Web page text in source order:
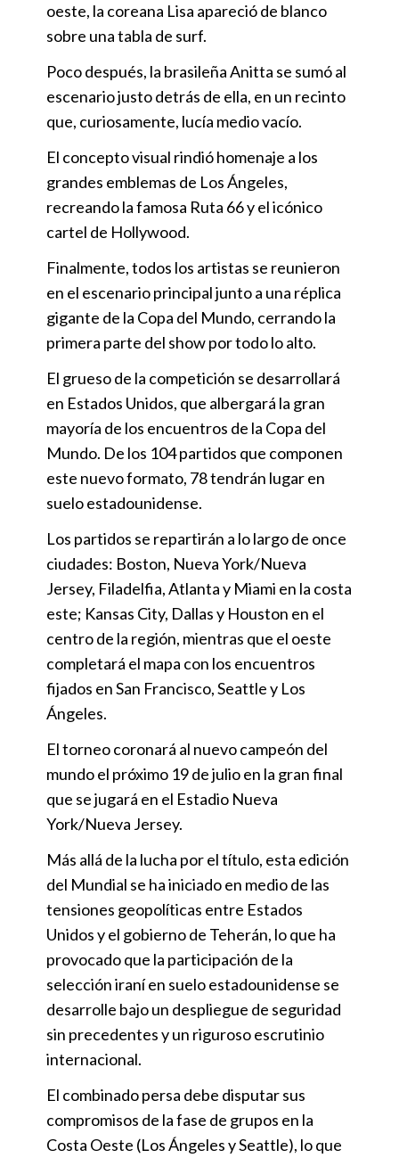
oeste, la coreana Lisa apareció de blanco
sobre una tabla de surf.
Poco después, la brasileña Anitta se sumó al
escenario justo detrás de ella, en un recinto
que, curiosamente, lucía medio vacío.
El concepto visual rindió homenaje a los
grandes emblemas de Los Ángeles,
recreando la famosa Ruta 66 y el icónico
cartel de Hollywood.
Finalmente, todos los artistas se reunieron
en el escenario principal junto a una réplica
gigante de la Copa del Mundo, cerrando la
primera parte del show por todo lo alto.
El grueso de la competición se desarrollará
en Estados Unidos, que albergará la gran
mayoría de los encuentros de la Copa del
Mundo. De los 104 partidos que componen
este nuevo formato, 78 tendrán lugar en
suelo estadounidense.
Los partidos se repartirán a lo largo de once
ciudades: Boston, Nueva York/Nueva
Jersey, Filadelfia, Atlanta y Miami en la costa
este; Kansas City, Dallas y Houston en el
centro de la región, mientras que el oeste
completará el mapa con los encuentros
fijados en San Francisco, Seattle y Los
Ángeles.
El torneo coronará al nuevo campeón del
mundo el próximo 19 de julio en la gran final
que se jugará en el Estadio Nueva
York/Nueva Jersey.
Más allá de la lucha por el título, esta edición
del Mundial se ha iniciado en medio de las
tensiones geopolíticas entre Estados
Unidos y el gobierno de Teherán, lo que ha
provocado que la participación de la
selección iraní en suelo estadounidense se
desarrolle bajo un despliegue de seguridad
sin precedentes y un riguroso escrutinio
internacional.
El combinado persa debe disputar sus
compromisos de la fase de grupos en la
Costa Oeste (Los Ángeles y Seattle), lo que